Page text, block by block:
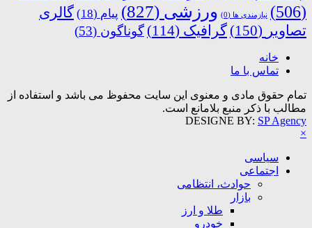
(506)
نیازمندی ها (0) ورزشی (827) پیام (18)
گالری
تصاویر (150) گرافیک (114) گوناگون (53)
خانه
تماس با ما
تمام حقوق مادی و معنوی این سایت محفوظ می باشد و استفاده از
مطالب با ذکر منبع بلامانع است.
DESIGNE BY: SP Agency
×
سیاسی
اجتماعی
حوادث، انتظامی
بازار
طلا و ارز
خودرو